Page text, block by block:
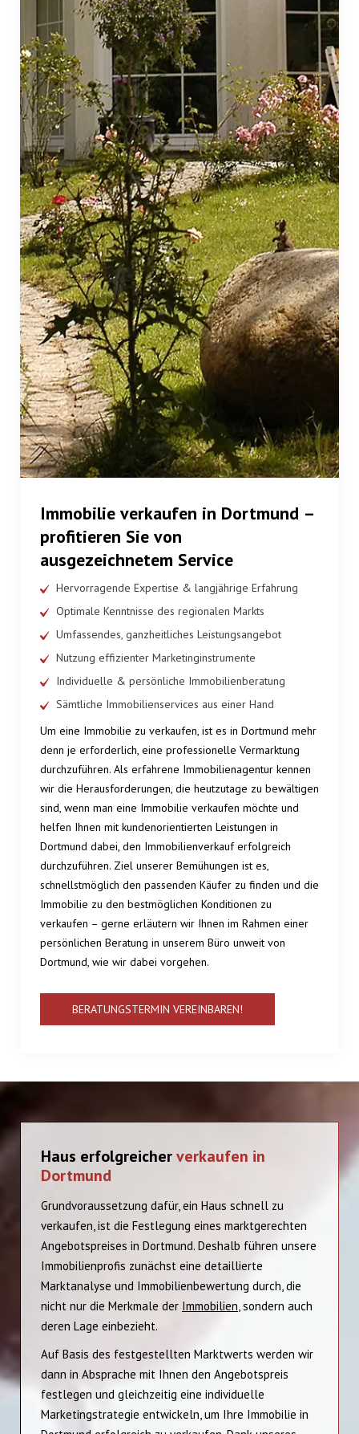
Immobilie verkaufen in Dortmund –
profitieren Sie von
ausgezeichnetem Service
Hervorragende Expertise & langjährige Erfahrung
Optimale Kenntnisse des regionalen Markts
Umfassendes, ganzheitliches Leistungsangebot
Nutzung effizienter Marketinginstrumente
Individuelle & persönliche Immobilienberatung
Sämtliche Immobilienservices aus einer Hand
Um eine Immobilie zu verkaufen, ist es in Dortmund mehr
denn je erforderlich, eine professionelle Vermarktung
durchzuführen. Als erfahrene Immobilienagentur kennen
wir die Herausforderungen, die heutzutage zu bewältigen
sind, wenn man eine Immobilie verkaufen möchte und
helfen Ihnen mit kundenorientierten Leistungen in
Dortmund dabei, den Immobilienverkauf erfolgreich
durchzuführen. Ziel unserer Bemühungen ist es,
schnellstmöglich den passenden Käufer zu finden und die
Immobilie zu den bestmöglichen Konditionen zu
verkaufen – gerne erläutern wir Ihnen im Rahmen einer
persönlichen Beratung in unserem Büro unweit von
Dortmund, wie wir dabei vorgehen.
BERATUNGSTERMIN VEREINBAREN!
Haus erfolgreicherverkaufen in
Dortmund
Grundvoraussetzung dafür, ein Haus schnell zu
verkaufen, ist die Festlegung eines marktgerechten
Angebotspreises in Dortmund. Deshalb führen unsere
Immobilienprofis zunächst eine detaillierte
Marktanalyse und Immobilienbewertung durch, die
nicht nur die Merkmale der Immobilien, sondern auch
deren Lage einbezieht.
Auf Basis des festgestellten Marktwerts werden wir
dann in Absprache mit Ihnen den Angebotspreis
festlegen und gleichzeitig eine individuelle
Marketingstrategie entwickeln, um Ihre Immobilie in